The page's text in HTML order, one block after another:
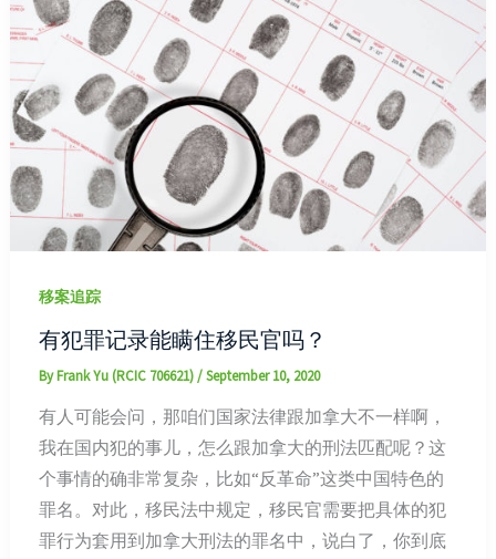
移案追踪
有犯罪记录能瞒住移民官吗？
ByFrank Yu (RCIC 706621)/September 10, 2020
有人可能会问，那咱们国家法律跟加拿大不一样啊，
我在国内犯的事儿，怎么跟加拿大的刑法匹配呢？这
个事情的确非常复杂，比如“反革命”这类中国特色的
罪名。对此，移民法中规定，移民官需要把具体的犯
罪行为套用到加拿大刑法的罪名中，说白了，你到底